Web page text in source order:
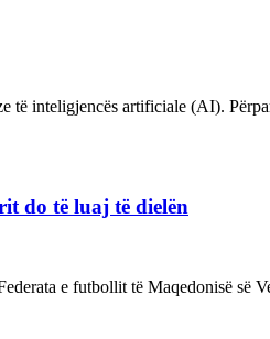
të inteligjencës artificiale (AI).
do të luaj të dielën
e futbollit të Maqedonisë së